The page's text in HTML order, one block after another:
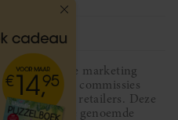
affiliate marketing
dat Vriendin commissies
links van retailers. Deze
door de genoemde